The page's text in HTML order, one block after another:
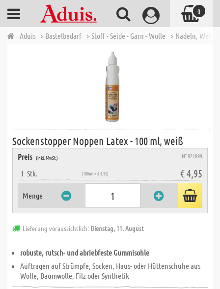
Aduis > Bastelbedarf > Stoff - Seide - Garn - Wolle > Nadeln,
Sockenstopper Noppen Latex - 100 ml, weiß
Preis (inkl. MwSt.) N° 921899
1 Stk. (100ml = € 4,95) € 4,95
Menge
Lieferung voraussichtlich: Dienstag, 11. August
robuste, rutsch- und abriebfeste Gummisohle
Auftragen auf Strümpfe, Socken, Haus- oder Hüttenschuhe aus
Wolle, Baumwolle, Filz oder Synthetik
0